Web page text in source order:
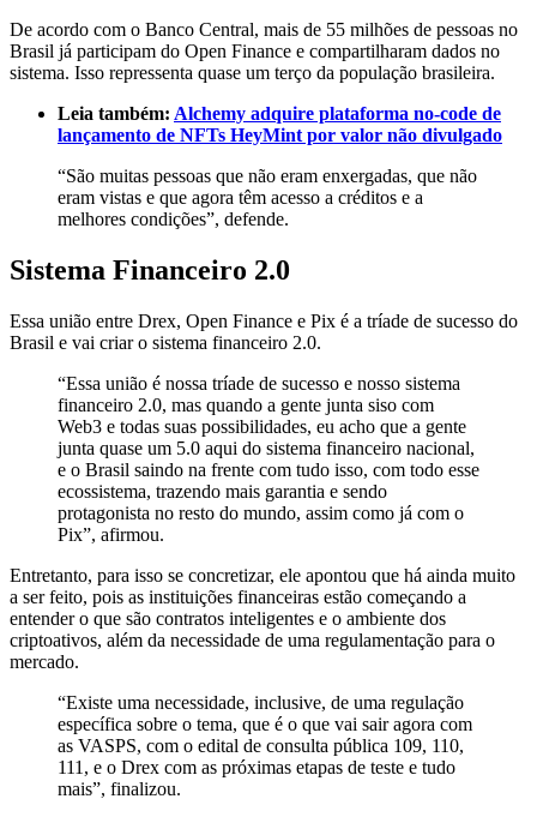
De acordo com o Banco Central, mais de 55 milhões de pessoas no
Brasil já participam do Open Finance e compartilharam dados no
sistema. Isso repressenta quase um terço da população brasileira.
Leia também: Alchemy adquire plataforma no-code de
lançamento de NFTs HeyMint por valor não divulgado
“São muitas pessoas que não eram enxergadas, que não
eram vistas e que agora têm acesso a créditos e a
melhores condições”, defende.
Sistema Financeiro 2.0
Essa união entre Drex, Open Finance e Pix é a tríade de sucesso do
Brasil e vai criar o sistema financeiro 2.0.
“Essa união é nossa tríade de sucesso e nosso sistema
financeiro 2.0, mas quando a gente junta siso com
Web3 e todas suas possibilidades, eu acho que a gente
junta quase um 5.0 aqui do sistema financeiro nacional,
e o Brasil saindo na frente com tudo isso, com todo esse
ecossistema, trazendo mais garantia e sendo
protagonista no resto do mundo, assim como já com o
Pix”, afirmou.
Entretanto, para isso se concretizar, ele apontou que há ainda muito
a ser feito, pois as instituições financeiras estão começando a
entender o que são contratos inteligentes e o ambiente dos
criptoativos, além da necessidade de uma regulamentação para o
mercado.
“Existe uma necessidade, inclusive, de uma regulação
específica sobre o tema, que é o que vai sair agora com
as VASPS, com o edital de consulta pública 109, 110,
111, e o Drex com as próximas etapas de teste e tudo
mais”, finalizou.